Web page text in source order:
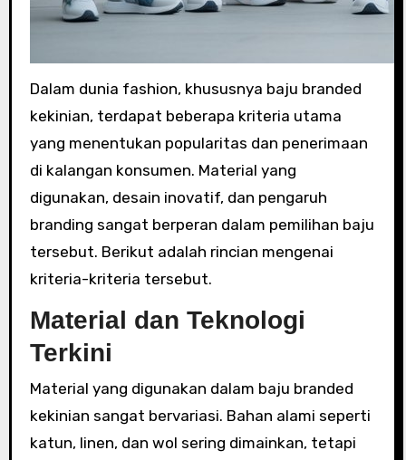
Dalam dunia fashion, khususnya baju branded
kekinian, terdapat beberapa kriteria utama
yang menentukan popularitas dan penerimaan
di kalangan konsumen. Material yang
digunakan, desain inovatif, dan pengaruh
branding sangat berperan dalam pemilihan baju
tersebut. Berikut adalah rincian mengenai
kriteria-kriteria tersebut.
Material dan Teknologi
Terkini
Material yang digunakan dalam baju branded
kekinian sangat bervariasi. Bahan alami seperti
katun, linen, dan wol sering dimainkan, tetapi